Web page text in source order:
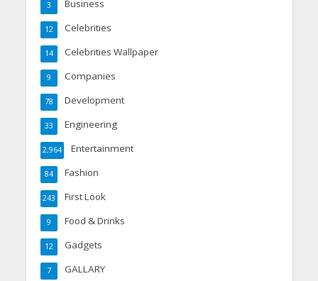
Business
3
Celebrities
12
Celebrities Wallpaper
14
Companies
9
Development
78
Engineering
33
Entertainment
2,964
Fashion
84
First Look
243
Food & Drinks
9
Gadgets
12
GALLARY
7